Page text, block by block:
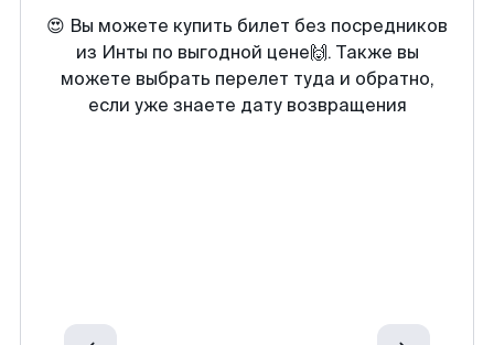
😍 Вы можете купить билет без посредников
из Инты по выгодной цене🙌. Также вы
можете выбрать перелет туда и обратно,
если уже знаете дату возвращения